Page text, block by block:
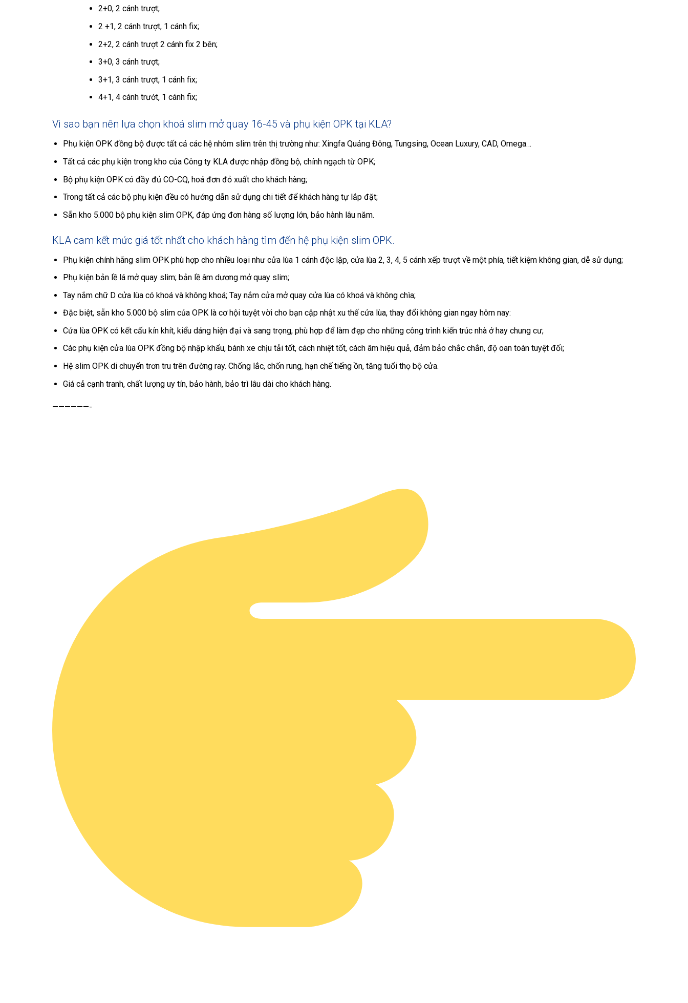
2+0, 2 cánh trượt;
2 +1, 2 cánh trượt, 1 cánh fix;
2+2, 2 cánh trượt 2 cánh fix 2 bên;
3+0, 3 cánh trượt;
3+1, 3 cánh trượt, 1 cánh fix;
4+1, 4 cánh trướt, 1 cánh fix;
Vì sao bạn nên lựa chọn khoá slim mở quay 16-45 và phụ kiện OPK tại KLA?
Phụ kiện OPK đồng bộ được tất cả các hệ nhôm slim trên thị trường như: Xingfa Quảng Đông, Tungsing, Ocean Luxury, CAD, Omega…
Tất cả các phụ kiện trong kho của Công ty KLA được nhập đồng bộ, chính ngạch từ OPK;
Bộ phụ kiện OPK có đầy đủ CO-CQ, hoá đơn đỏ xuất cho khách hàng;
Trong tất cả các bộ phụ kiện đều có hướng dẫn sử dụng chi tiết để khách hàng tự lắp đặt;
Sẵn kho 5.000 bộ phụ kiện slim OPK, đáp ứng đơn hàng số lượng lớn, bảo hành lâu năm.
KLA cam kết mức giá tốt nhất cho khách hàng tìm đến hệ phụ kiện slim OPK.
Phụ kiện chính hãng slim OPK phù hợp cho nhiều loại như cửa lùa 1 cánh độc lập, cửa lùa 2, 3, 4, 5 cánh xếp trượt về một phía, tiết kiệm không gian, dễ sử dụng;
Phụ kiện bản lề lá mở quay slim; bản lề âm dương mở quay slim;
Tay nắm chữ D cửa lùa có khoá và không khoá; Tay nắm cửa mở quay cửa lùa có khoá và không chìa;
Đặc biệt, sẵn kho 5.000 bộ slim của OPK là cơ hội tuyệt vời cho bạn cập nhật xu thế cửa lùa, thay đổi không gian ngay hôm nay:
Cửa lùa OPK có kết cấu kín khít, kiểu dáng hiện đại và sang trọng, phù hợp để làm đẹp cho những công trình kiến trúc nhà ở hay chung cư;
Các phụ kiện cửa lùa OPK đồng bộ nhập khẩu, bánh xe chịu tải tốt, cách nhiệt tốt, cách âm hiệu quả, đảm bảo chắc chắn, độ oan toàn tuyệt đối;
Hệ slim OPK di chuyển trơn tru trên đường ray. Chống lắc, chốn rung, hạn chế tiếng ồn, tăng tuổi thọ bộ cửa.
Giá cả cạnh tranh, chất lượng uy tín, bảo hành, bảo trì lâu dài cho khách hàng.
——————-